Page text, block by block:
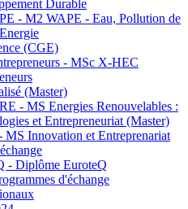
Durable
- M2 WAPE - Eau, Pollution de
(CGE)
- MSc X-HEC
(Master)
- MS Energies Renouvelables :
et Entrepreneuriat (Master)
MS Innovation et Entreprenariat
- Diplôme EuroteQ
d'échange